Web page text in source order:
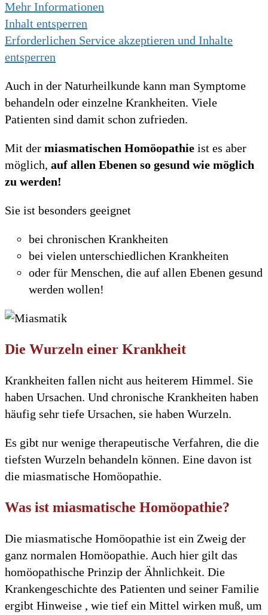
Mehr Informationen
Inhalt entsperren
Erforderlichen Service akzeptieren und Inhalte
entsperren
Auch in der Naturheilkunde kann man Symptome
behandeln oder einzelne Krankheiten. Viele
Patienten sind damit schon zufrieden.
Mit der miasmatischen Homöopathie ist es aber
möglich, auf allen Ebenen so gesund wie möglich
zu werden!
Sie ist besonders geeignet
bei chronischen Krankheiten
bei vielen unterschiedlichen Krankheiten
oder für Menschen, die auf allen Ebenen gesund
werden wollen!
Die Wurzeln einer Krankheit
Krankheiten fallen nicht aus heiterem Himmel. Sie
haben Ursachen. Und chronische Krankheiten haben
häufig sehr tiefe Ursachen, sie haben Wurzeln.
Es gibt nur wenige therapeutische Verfahren, die die
tiefsten Wurzeln behandeln können. Eine davon ist
die miasmatische Homöopathie.
Was ist miasmatische Homöopathie?
Die miasmatische Homöopathie ist ein Zweig der
ganz normalen Homöopathie. Auch hier gilt das
homöopathische Prinzip der Ähnlichkeit. Die
Krankengeschichte des Patienten und seiner Familie
ergibt Hinweise , wie tief ein Mittel wirken muß, um